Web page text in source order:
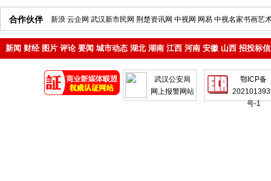
合作伙伴 新浪 云企网 武汉新市民网 荆楚资讯网 中视网 网易 中视名家书画艺
新闻 财经 图片 评论 要闻 城市动态 湖北 湖南 江西 河南 安徽 山西 招投标
武汉公安局
网上报警网站
鄂ICP备
号-1